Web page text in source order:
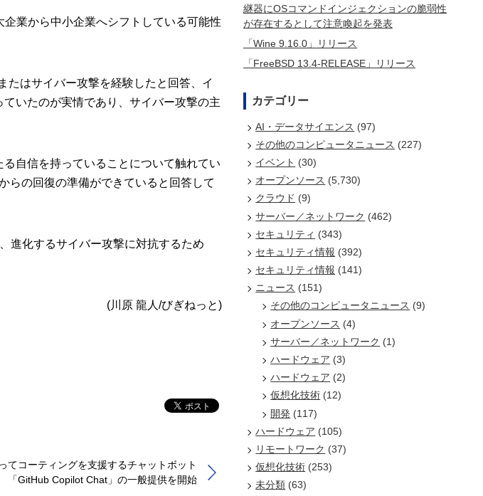
業から中小企業へシフトしている可能性
たはサイバー攻撃を経験したと回答、イ
いたのが実情であり、サイバー攻撃の主
自信を持っていることについて触れてい
らの回復の準備ができていると回答して
進化するサイバー攻撃に対抗するため
(川原 龍人/びぎねっと)
てコーティングを支援するチャットボット
「GitHub Copilot Chat」の一般提供を開始
継器にOSコマンドインジェクションの脆弱性
が存在するとして注意喚起を発表
「Wine 9.16.0」リリース
「FreeBSD 13.4-RELEASE」リリース
カテゴリー
AI・データサイエンス (97)
その他のコンピュータニュース (227)
イベント (30)
オープンソース (5,730)
クラウド (9)
サーバー／ネットワーク (462)
セキュリティ (343)
セキュリティ情報 (392)
セキュリティ情報 (141)
ニュース (151)
その他のコンピュータニュース (9)
オープンソース (4)
サーバー／ネットワーク (1)
ハードウェア (3)
ハードウェア (2)
仮想化技術 (12)
開発 (117)
ハードウェア (105)
リモートワーク (37)
仮想化技術 (253)
未分類 (63)